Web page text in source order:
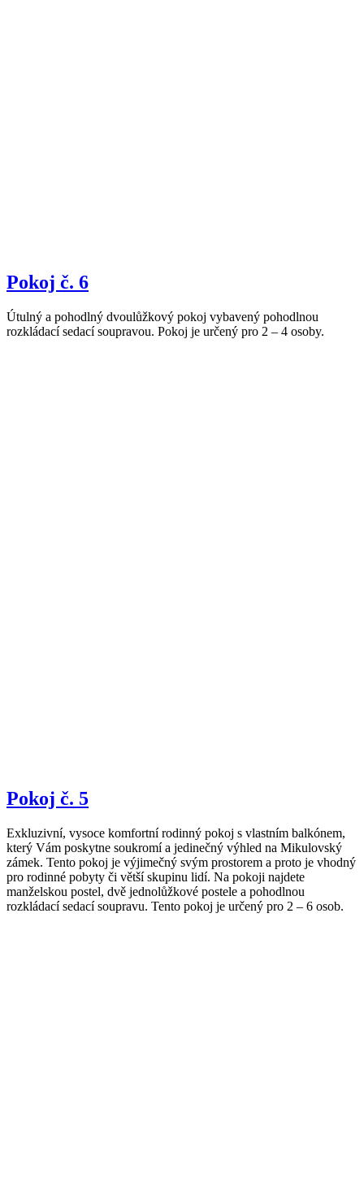
Pokoj č. 6
Útulný a pohodlný dvoulůžkový pokoj vybavený pohodlnou
rozkládací sedací soupravou. Pokoj je určený pro 2 – 4 osoby.
Pokoj č. 5
Exkluzivní, vysoce komfortní rodinný pokoj s vlastním balkónem,
který Vám poskytne soukromí a jedinečný výhled na Mikulovský
zámek. Tento pokoj je výjimečný svým prostorem a proto je vhodný
pro rodinné pobyty či větší skupinu lidí. Na pokoji najdete
manželskou postel, dvě jednolůžkové postele a pohodlnou
rozkládací sedací soupravu. Tento pokoj je určený pro 2 – 6 osob.